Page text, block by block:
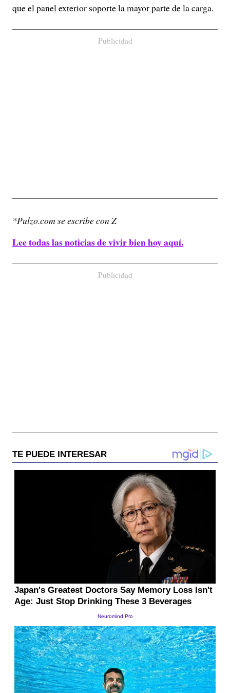
que el panel exterior soporte la mayor parte de la carga.
Publicidad
*Pulzo.com se escribe con Z
Lee todas las noticias de vivir bien hoy aquí.
Publicidad